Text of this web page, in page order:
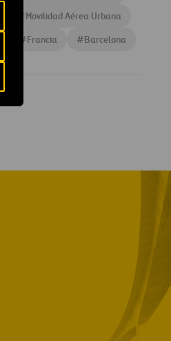
#Movilidad Aérea Urbana
#Francia #Barcelona